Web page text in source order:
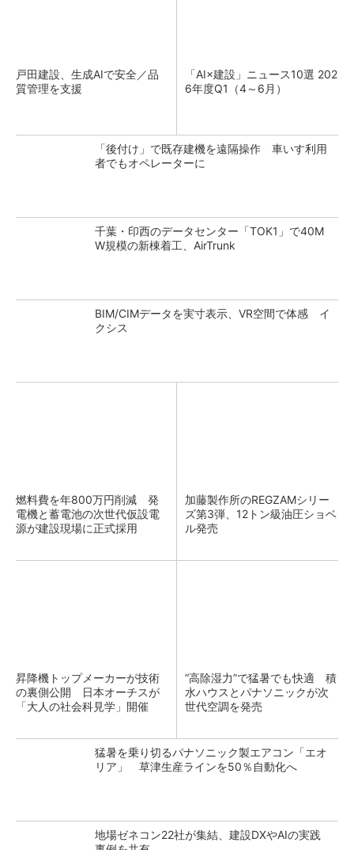
戸田建設、生成AIで安全／品
質管理を支援
「AI×建設」ニュース10選 202
6年度Q1（4～6月）
「後付け」で既存建機を遠隔操作 車いす利用
者でもオペレーターに
千葉・印西のデータセンター「TOK1」で40M
W規模の新棟着工、AirTrunk
BIM/CIMデータを実寸表示、VR空間で体感 イ
クシス
燃料費を年800万円削減 発
電機と蓄電池の次世代仮設電
源が建設現場に正式採用
加藤製作所のREGZAMシリー
ズ第3弾、12トン級油圧ショベ
ル発売
昇降機トップメーカーが技術
の裏側公開 日本オーチスが
「大人の社会科見学」開催
“高除湿力”で猛暑でも快適 積
水ハウスとパナソニックが次
世代空調を発売
猛暑を乗り切るパナソニック製エアコン「エオ
リア」 草津生産ラインを50％自動化へ
地場ゼネコン22社が集結、建設DXやAIの実践